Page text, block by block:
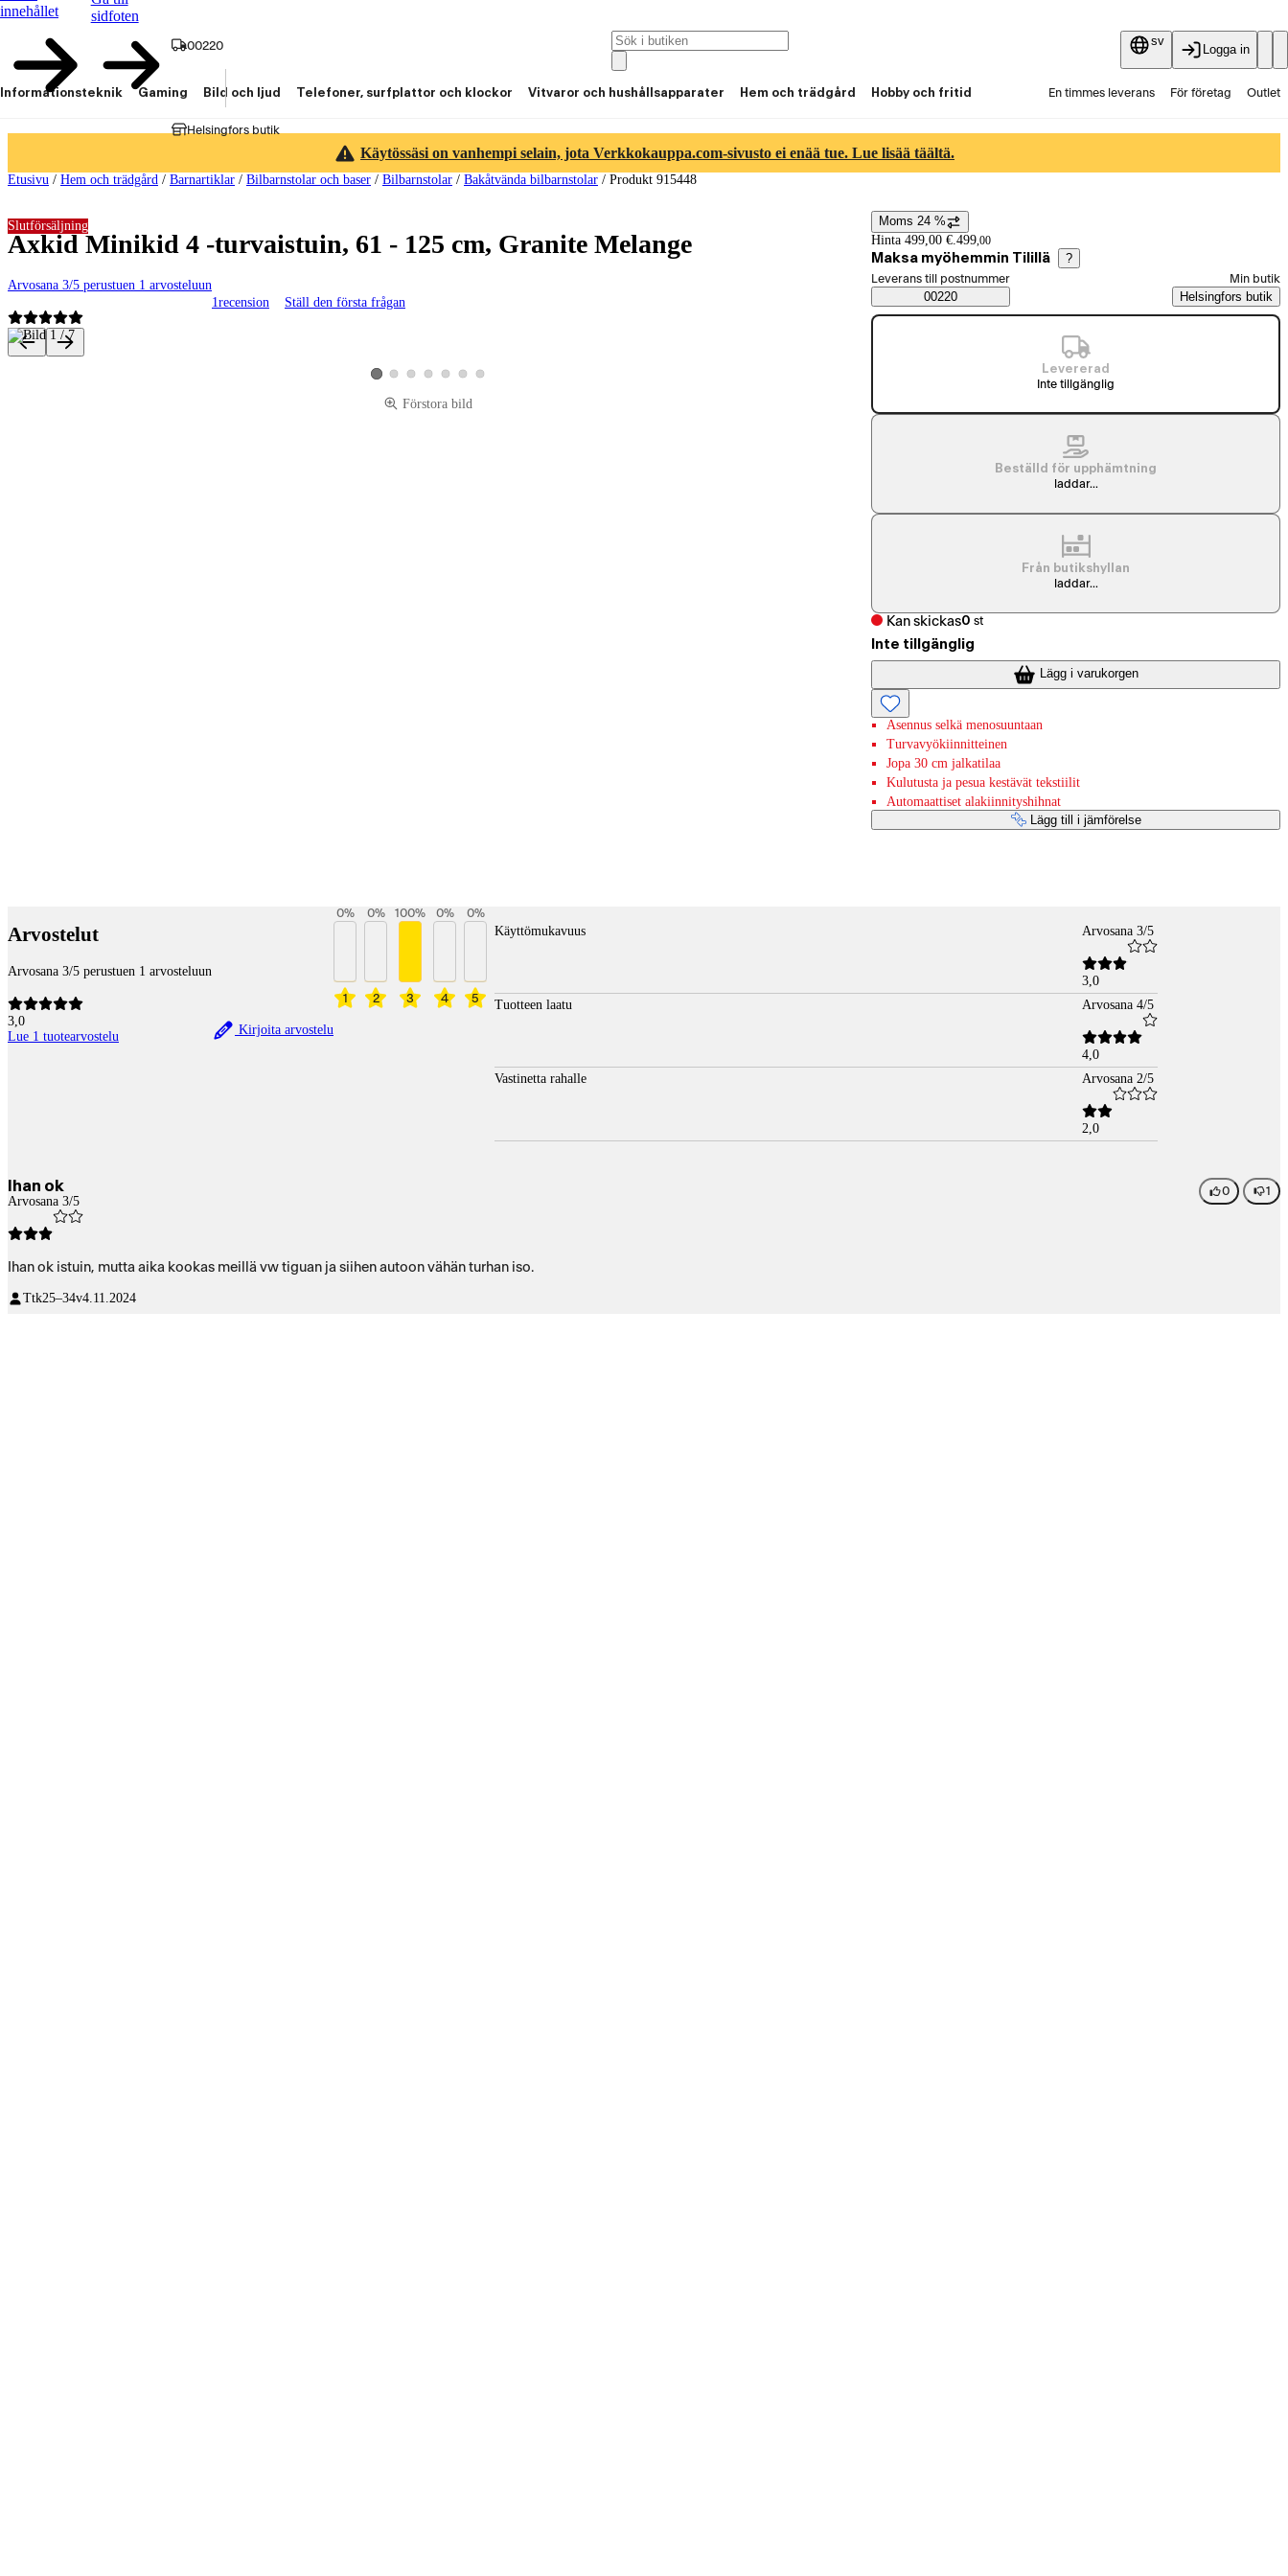
innehållet
sidfoten
00220
Helsingfors butik
sv
Logga in
Informationsteknik Gaming Bild och ljud Telefoner, surfplattor och klockor Vitvaror och hushållsapparater Hem och trädgård Hobby och fritid En timmes leverans För företag Outlet
Käytössäsi on vanhempi selain, jota Verkkokauppa.com-sivusto ei enää tue. Lue lisää täältä.
Etusivu / Hem och trädgård / Barnartiklar / Bilbarnstolar och baser / Bilbarnstolar / Bakåtvända bilbarnstolar / Produkt 915448
Axkid Minikid 4 -turvaistuin, 61 - 125 cm, Granite Melange
Arvosana 3/5 perustuen 1 arvosteluun
1recension Ställ den första frågan
Slutförsäljning
Produktbilder och videor
Visa produktbild 1
Visa produktbild 2
Visa produktbild 3
Visa produktbild 4
Visa produktbild 5
Visa produktbild 6
Visa produktbild 7
Förstora bild
Prisinformation
Moms 24 %
Hinta 499,00 €.499,00
Maksa myöhemmin Tilillä ?
Saatavuustiedot
Välj beställningssätt
Leverans till postnummer
00220
Min butik
Helsingfors butik
Levererad
Inte tillgänglig
Beställd för upphämtning
laddar...
Från butikshyllan
laddar...
Kan skickas0 st
Inte tillgänglig
Lägg i varukorgen
Asennus selkä menosuuntaan
Turvavyökiinnitteinen
Jopa 30 cm jalkatilaa
Kulutusta ja pesua kestävät tekstiilit
Automaattiset alakiinnityshihnat
Lägg till i jämförelse
Arvostelut
Arvosana 3/5 perustuen 1 arvosteluun
3,0
Lue 1 tuotearvostelu
Kirjoita arvostelu
1
0%
2
0%
3
100%
4
0%
5
0%
Käyttömukavuus Arvosana 3/5
3,0
Tuotteen laatu
Arvosana 4/5
4,0
Vastinetta rahalle
Arvosana 2/5
2,0
Ihan ok
Arvosana 3/5
0 1
Ihan ok istuin, mutta aika kookas meillä vw tiguan ja siihen autoon vähän turhan iso.
Ttk25–34v4.11.2024